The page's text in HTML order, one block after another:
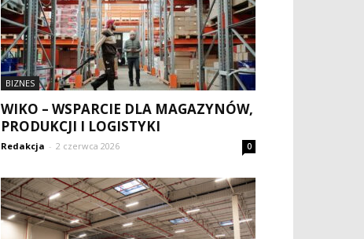
BIZNES
WIKO – WSPARCIE DLA MAGAZYNÓW,
PRODUKCJI I LOGISTYKI
Redakcja - 2 czerwca 2026 0